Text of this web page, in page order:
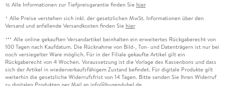
16 Alle Informationen zur Tiefpreisgarantie finden Sie hier
* Alle Preise verstehen sich inkl. der gesetzlichen MwSt. Informationen über den
Versand und anfallende Versandkosten finden Sie hier
*** Alle online gekauften Versandartikel beinhalten ein erweitertes Rückgaberecht von
100 Tagen nach Kaufdatum. Die Rücknahme von Bild-, Ton- und Datenträgern ist nur bei
noch versiegelter Ware möglich. Für in der Filiale gekaufte Artikel gilt ein
Rückgaberecht von 4 Wochen. Voraussetzung ist die Vorlage des Kassenbons und dass
sich der Artikel in wiederverkaufsfähigem Zustand befindet. Für digitale Produkte gilt
weiterhin die gesetzliche Widerrufsfrist von 14 Tagen. Bitte senden Sie Ihren Widerruf